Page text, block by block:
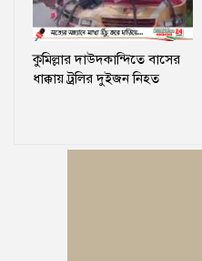
কুমিল্লার দাউদকান্দিতে বাসের
ধাক্কায় ট্রলির দুইজন নিহত